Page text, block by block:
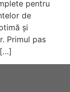
pentru
de
și
Primul pas